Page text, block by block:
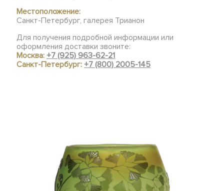
Местоположение:
Санкт-Петербург, галерея Трианон
Для получения подробной информации или
оформления доставки звоните:
Москва:+7 (925) 963-62-21
Санкт-Петербург:+7 (800) 2005-145